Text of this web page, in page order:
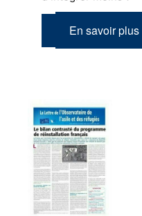
En savoir plus